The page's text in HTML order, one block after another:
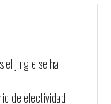
el jingle se ha
de efectividad